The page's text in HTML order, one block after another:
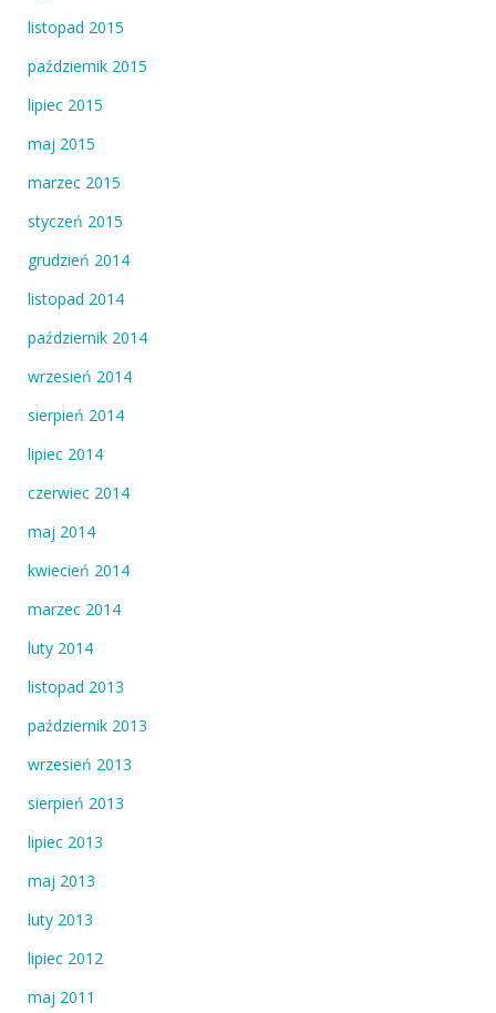
listopad 2015
październik 2015
lipiec 2015
maj 2015
marzec 2015
styczeń 2015
grudzień 2014
listopad 2014
październik 2014
wrzesień 2014
sierpień 2014
lipiec 2014
czerwiec 2014
maj 2014
kwiecień 2014
marzec 2014
luty 2014
listopad 2013
październik 2013
wrzesień 2013
sierpień 2013
lipiec 2013
maj 2013
luty 2013
lipiec 2012
maj 2011